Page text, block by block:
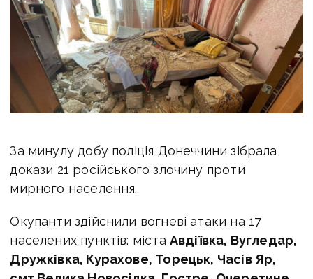
За минулу добу поліція Донеччини зібрала
докази 21 російського злочину проти
мирного населення.
Окупанти здійснили вогневі атаки на 17
населених пунктів: міста Авдіївка, Вугледар,
Дружківка, Курахове, Торецьк, Часів Яр,